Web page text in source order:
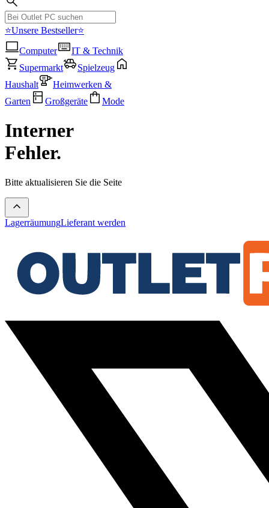
⭐Unsere Bestseller⭐
Computer
IT & Technik
Supermarkt
Spielzeug
Haushalt
Heimwerken &
Garten
Großgeräte Mode
Interner
Fehler.
Bitte aktualisieren Sie die Seite
LagerräumungLieferant werden